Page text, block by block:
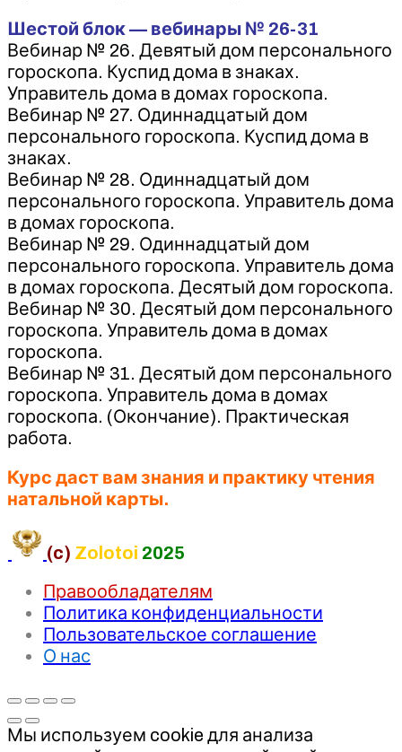
Шестой блок — вебинары № 26-31
Вебинар № 26. Девятый дом персонального
гороскопа. Куспид дома в знаках.
Управитель дома в домах гороскопа.
Вебинар № 27. Одиннадцатый дом
персонального гороскопа. Куспид дома в
знаках.
Вебинар № 28. Одиннадцатый дом
персонального гороскопа. Управитель дома
в домах гороскопа.
Вебинар № 29. Одиннадцатый дом
персонального гороскопа. Управитель дома
в домах гороскопа. Десятый дом гороскопа.
Вебинар № 30. Десятый дом персонального
гороскопа. Управитель дома в домах
гороскопа.
Вебинар № 31. Десятый дом персонального
гороскопа. Управитель дома в домах
гороскопа. (Окончание). Практическая
работа.
Курс даст вам знания и практику чтения
натальной карты.
(c) Zolotoi 2025
Правообладателям
Политика конфиденциальности
Пользовательское соглашение
О нас
Мы используем cookie для анализа